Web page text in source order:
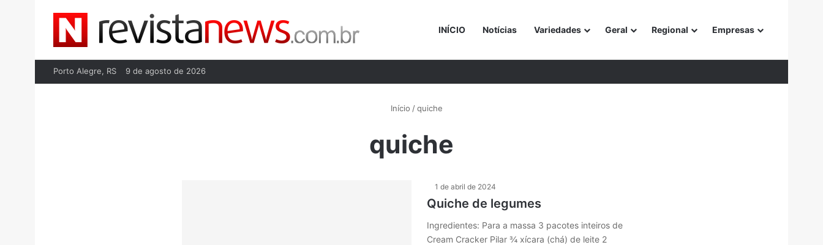
INÍCIO Notícias Variedades Geral Regional Empresas
Porto Alegre, RS 9 de agosto de 2026
Início /quiche
quiche
1 de abril de 2024
Quiche de legumes
Ingredientes: Para a massa 3 pacotes inteiros de
Cream Cracker Pilar ¾ xícara (chá) de leite 2